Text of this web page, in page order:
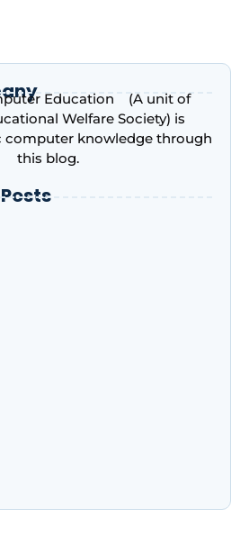
Education (A unit of
Welfare Society) is
computer knowledge through
this blog.